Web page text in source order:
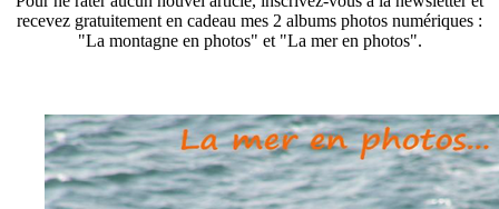
recevez gratuitement en cadeau mes 2 albums photos numériques :
"La montagne en photos" et "La mer en photos".